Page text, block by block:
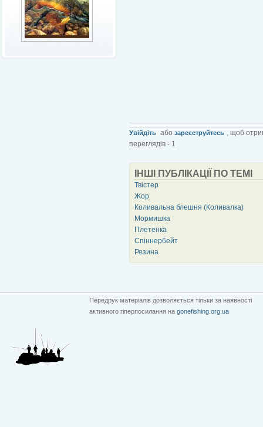
Увійдіть або зареєструйтесь , щоб
переглядів - 1
ІНШІ ПУБЛІКАЦІЇ ПО ТЕМІ
Твістер
Жор
Коливальна блешня (Коливалка)
Мормишка
Плетенка
Спіннербейт
Резина
Передрук матеріалів дозволяється тільки за наявності
активного гіперпосилання на gonefishing.org.ua